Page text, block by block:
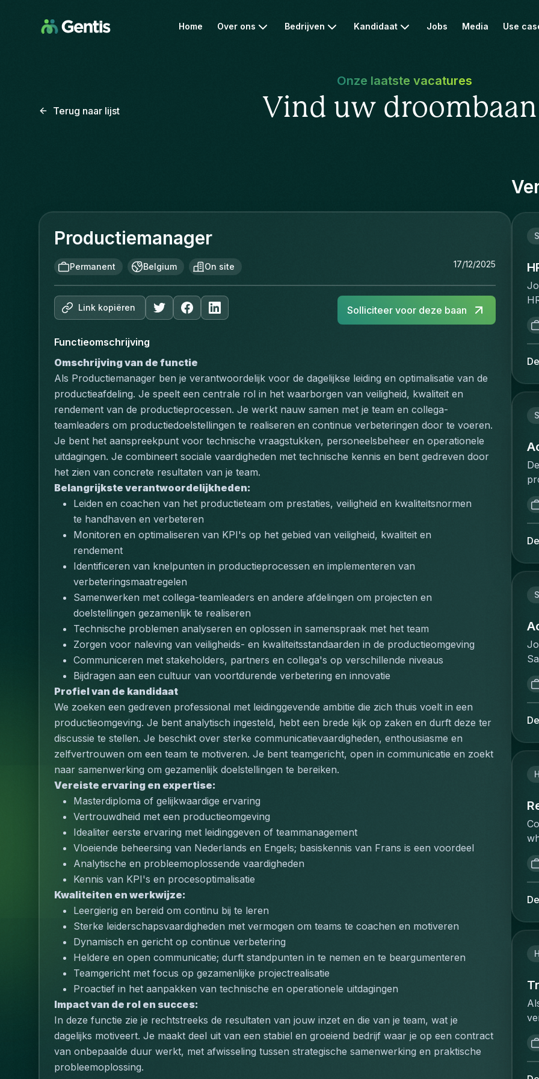
Home Over ons Bedrijven Kandidaat Jobs Media Use
Onze laatste vacatures
Vind uw
Terug naar lijst
Productiemanager
Permanent Belgium On site 17/12/2025
Link kopiëren Solliciteer voor deze baan
Functieomschrijving
Omschrijving van de functie
Als Productiemanager ben je verantwoordelijk voor de dagelijkse leiding en optimalisatie van de
productieafdeling. Je speelt een centrale rol in het waarborgen van veiligheid, kwaliteit en
rendement van de productieprocessen. Je werkt nauw samen met je team en collega-
teamleaders om productiedoelstellingen te realiseren en continue verbeteringen door te voeren.
Je bent het aanspreekpunt voor technische vraagstukken, personeelsbeheer en operationele
uitdagingen. Je combineert sociale vaardigheden met technische kennis en bent gedreven door
het zien van concrete resultaten van je team.
Belangrijkste verantwoordelijkheden:
Leiden en coachen van het productieteam om prestaties, veiligheid en kwaliteitsnormen
te handhaven en verbeteren
Monitoren en optimaliseren van KPI's op het gebied van veiligheid, kwaliteit en
rendement
Identificeren van knelpunten in productieprocessen en implementeren van
verbeteringsmaatregelen
Samenwerken met collega-teamleaders en andere afdelingen om projecten en
doelstellingen gezamenlijk te realiseren
Technische problemen analyseren en oplossen in samenspraak met het team
Zorgen voor naleving van veiligheids- en kwaliteitsstandaarden in de productieomgeving
Communiceren met stakeholders, partners en collega's op verschillende niveaus
Bijdragen aan een cultuur van voortdurende verbetering en innovatie
Profiel van de kandidaat
We zoeken een gedreven professional met leidinggevende ambitie die zich thuis voelt in een
productieomgeving. Je bent analytisch ingesteld, hebt een brede kijk op zaken en durft deze ter
discussie te stellen. Je beschikt over sterke communicatievaardigheden, enthousiasme en
zelfvertrouwen om een team te motiveren. Je bent teamgericht, open in communicatie en zoekt
naar samenwerking om gezamenlijk doelstellingen te bereiken.
Vereiste ervaring en expertise:
Masterdiploma of gelijkwaardige ervaring
Vertrouwdheid met een productieomgeving
Idealiter eerste ervaring met leidinggeven of teammanagement
Vloeiende beheersing van Nederlands en Engels; basiskennis van Frans is een voordeel
Analytische en probleemoplossende vaardigheden
Kennis van KPI's en procesoptimalisatie
Kwaliteiten en werkwijze:
Leergierig en bereid om continu bij te leren
Sterke leiderschapsvaardigheden met vermogen om teams te coachen en motiveren
Dynamisch en gericht op continue verbetering
Heldere en open communicatie; durft standpunten in te nemen en te beargumenteren
Teamgericht met focus op gezamenlijke projectrealisatie
Proactief in het aanpakken van technische en operationele uitdagingen
Impact van de rol en succes:
In deze functie zie je rechtstreeks de resultaten van jouw inzet en die van je team, wat je
dagelijks motiveert. Je maakt deel uit van een stabiel en groeiend bedrijf waar je op een contract
van onbepaalde duur werkt, met afwisseling tussen strategische samenwerking en praktische
probleemoplossing.
to
at
of
à
et
to